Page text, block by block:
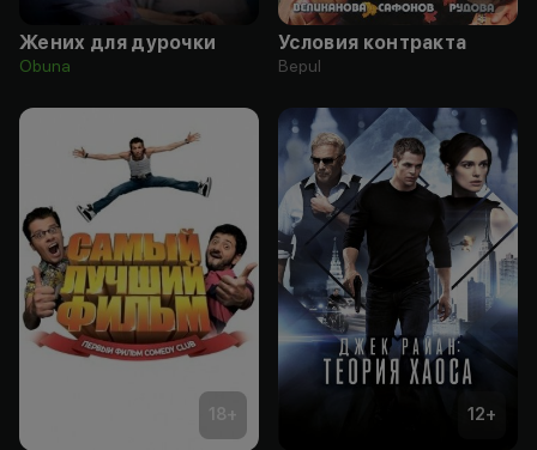
Жених для дурочки
Obuna
Условия контракта
Bepul
18+ 12+